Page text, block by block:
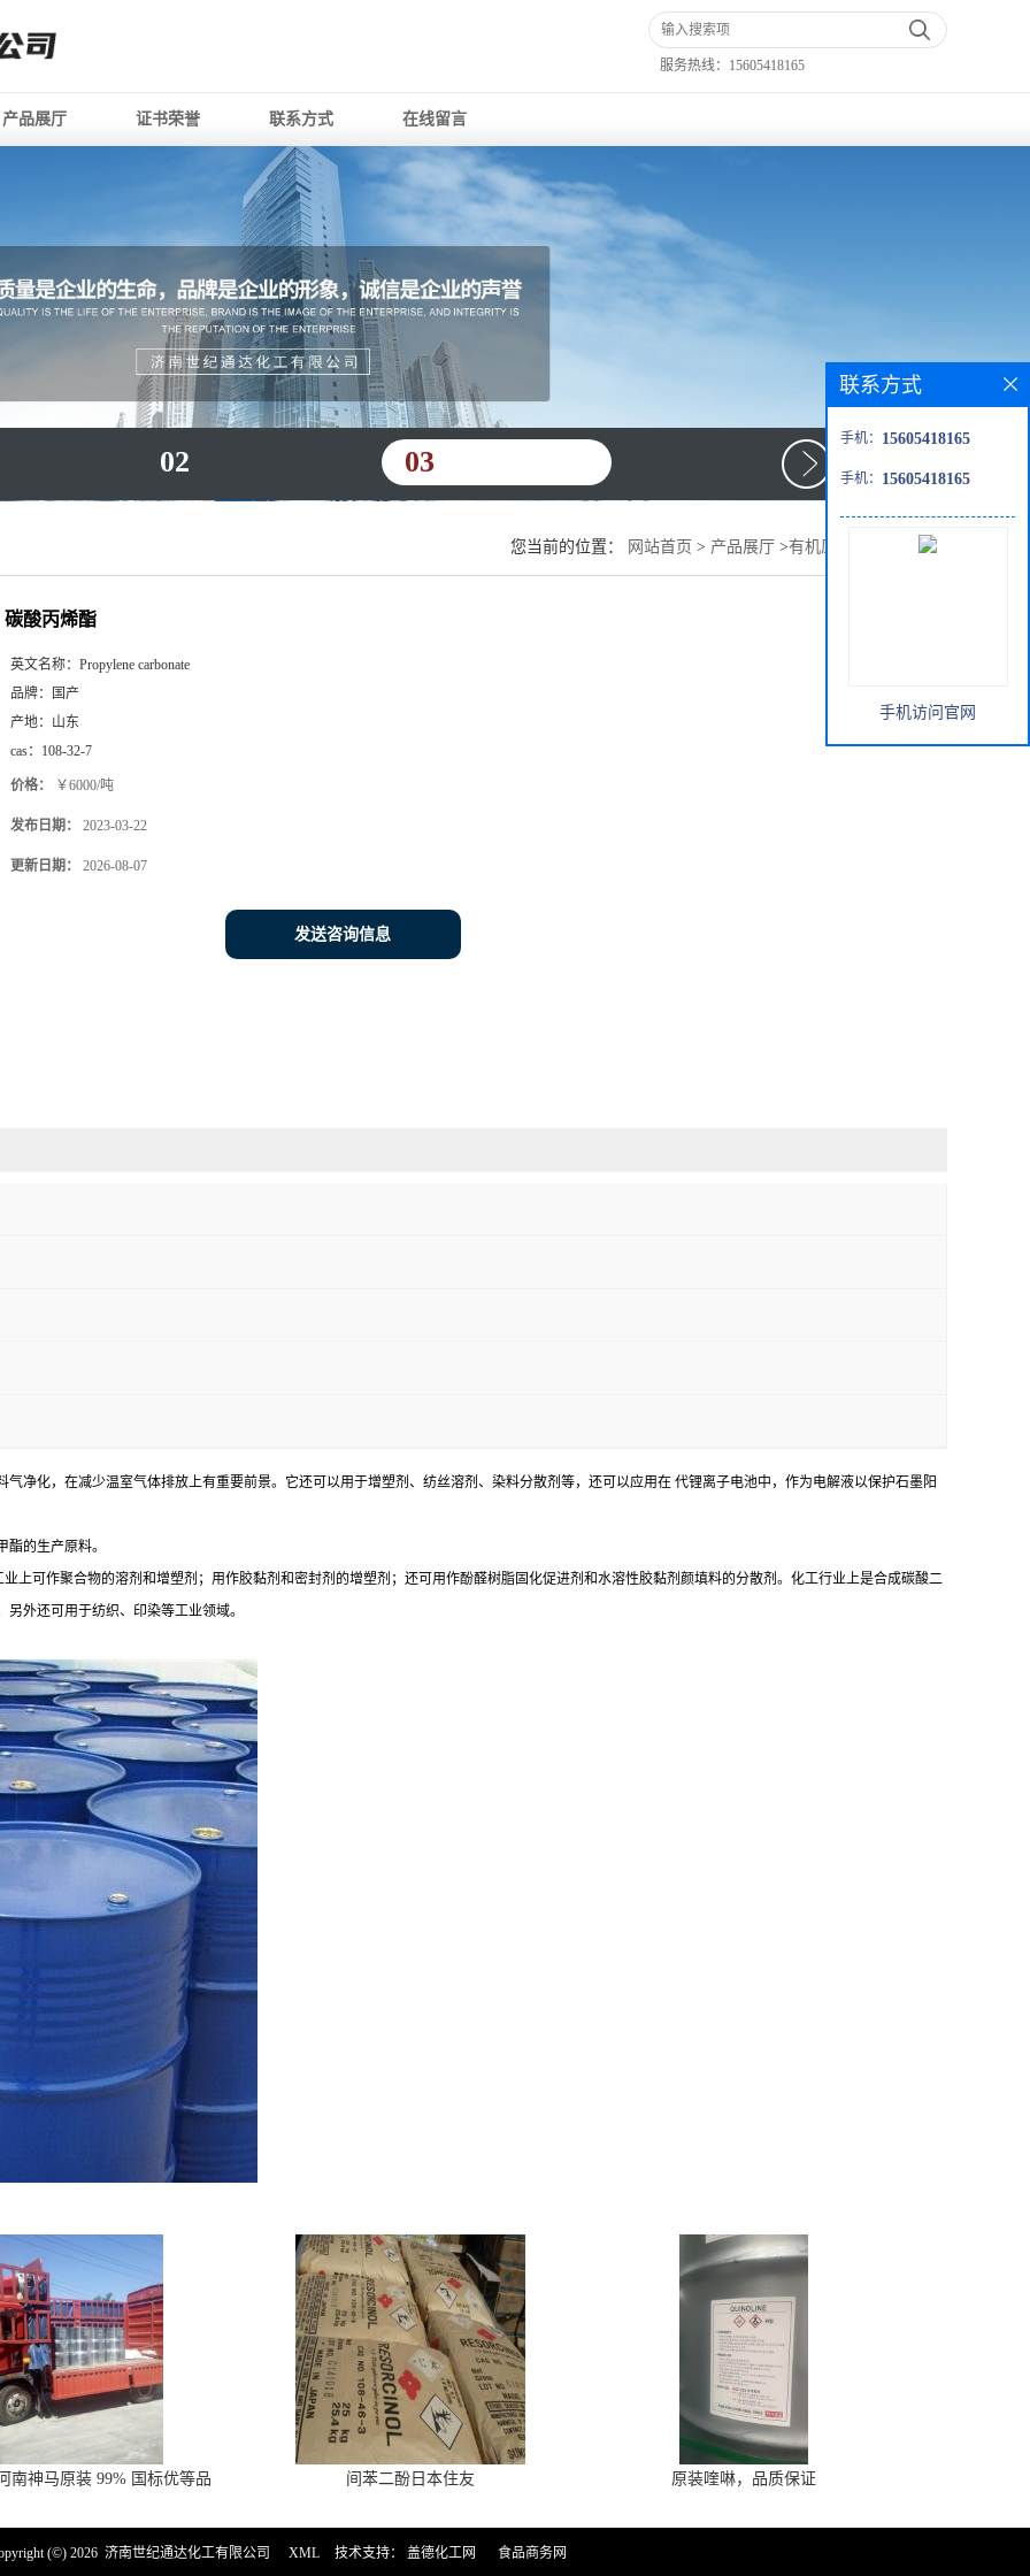
服务热线： 15605418165
产品展厅 证书荣誉 联系方式 在线留言
02 03
您当前的位置： 网站首页 > 产品展厅 >有机原料 碳酸丙烯酯
碳酸丙烯酯
英文名称： Propylene carbonate
品牌：
国产
产地： 山东
cas： 108-32-7
价格： ￥6000/吨
发布日期： 2023-03-22
更新日期： 2026-08-07
发送咨询信息
净化，在减少温室气体排放上有重要前景。它还可以用于增塑剂、纺丝溶剂、染料分散剂等，还可以应用在 代锂离子电池中，作为电解液以保护石墨阳
的生产原料。
上可作聚合物的溶剂和增塑剂；用作胶黏剂和密封剂的增塑剂；还可用作酚醛树脂固化促进剂和水溶性胶黏剂颜填料的分散剂。化工行业上是合成碳酸二
外还可用于纺织、印染等工业领域。
南神马原装 99% 国标优等品 间苯二酚日本住友 原装喹啉，品质保证
联系方式
手机： 15605418165
手机： 15605418165
手机访问官网
(©) 2026 济南世纪通达化工有限公司 XML 技术支持： 盖德化工网 食品商务网